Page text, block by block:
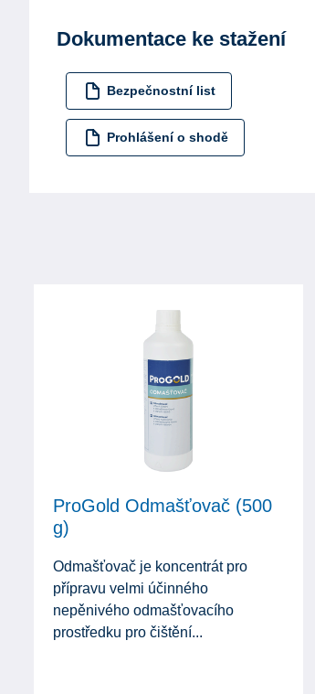
Dokumentace ke stažení
Bezpečnostní list
Prohlášení o shodě
ProGold Odmašťovač (500
g)
Odmašťovač je koncentrát pro
přípravu velmi účinného
nepěnivého odmašťovacího
prostředku pro čištění...